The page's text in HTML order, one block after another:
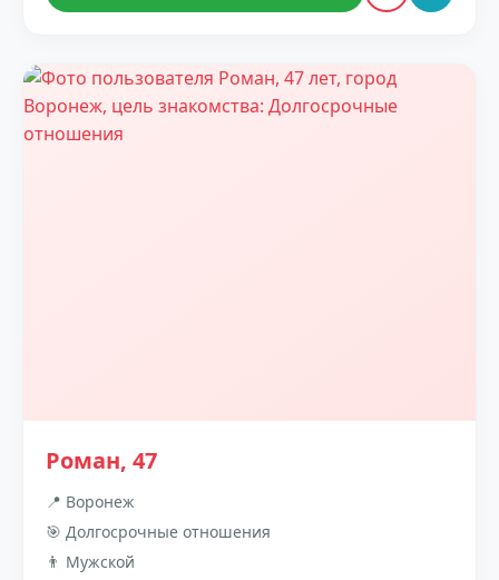
Роман, 47
📍 Воронеж
🎯 Долгосрочные отношения
👨 Мужской